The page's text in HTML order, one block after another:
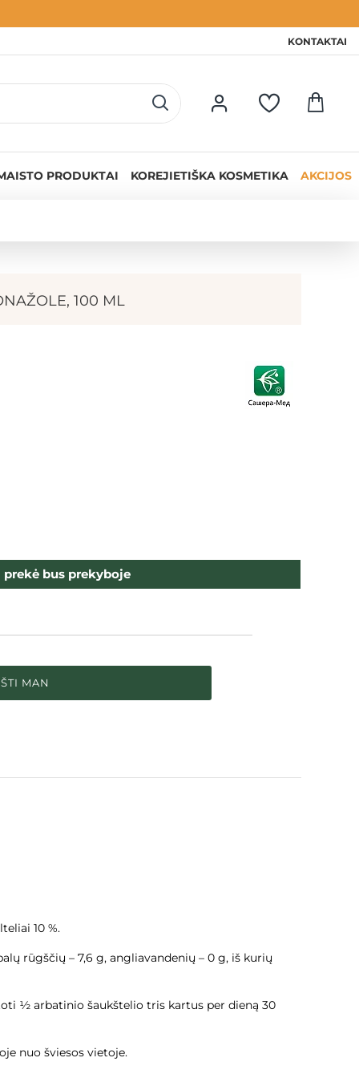
KONTAKTAI
PRODUKTAI KOREJIETIŠKA KOSMETIKA AKCIJOS
100 ML
bus prekyboje
MAN
10 %.
rūgščių – 7,6 g, angliavandenių – 0 g, iš kurių
½ arbatinio šaukštelio tris kartus per dieną 30
nuo šviesos vietoje.